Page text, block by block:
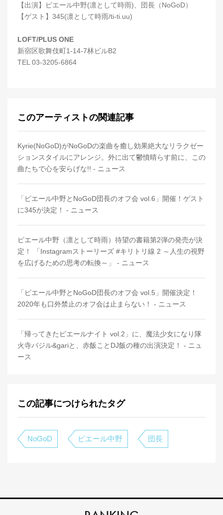
【出演】ピエール中野(凛として時雨)、団長（NoGoD）
【ゲスト】345(凛として時雨/ti-ti.uu)
LOFT/PLUS ONE
新宿区歌舞伎町1-14-7林ビルB2
TEL 03-3205-6864
このアーティストの関連記事
Kyrie(NoGoD)がNoGoDの楽曲を癒し効果絶大なリラクゼー
ションスタイルにアレンジ。外に出て鬱憤晴らす前に、この
曲たちで心を安らげな!! - ニュース
「ピエール中野とNoGoD団長のオフ会 vol.6」開催！ゲスト
に345が決定！ - ニュース
ピエール中野（凛として時雨）待望の書籍第2弾の発売が決
定！ 「Instagramストーリーズ #キリトリ線 2 ～人生の視野
を広げるための思考の転換～」 - ニュース
「ピエール中野とNoGoD団長のオフ会 vol.5」開催決定！
2020年も口外禁止のオフ会は止まらない！ - ニュース
「帰ってきたピエールナイト vol.2」に、魔法少女になり隊
火寺バジル&gariと、赤飯ことDJ飯の種の出演決定！ - ニュ
ース
この記事につけられたタグ
NoGoD ピエール中野 団長